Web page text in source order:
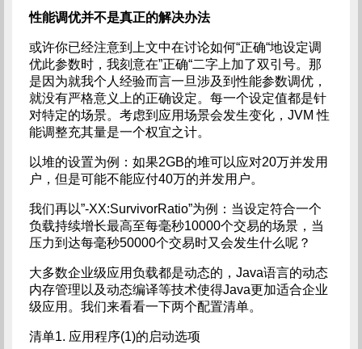
性能调优并不是真正的解决办法
或许你已经注意到上文中在讨论如何“正确“地设定调
优此参数时，我刻意在”正确“二字上加了双引号。那
是因为就我个人经验而言一旦涉及到性能参数调优，
就没有严格意义上的正确设定。每一个设定值都是针
对特定的场景。考虑到应用场景会发生变化，JVM 性
能调整充其量是一个权宜之计。
以堆的设置为例：如果2GB的堆可以应对20万并发用
户，但是可能不能应付40万的并发用户。
我们再以”-XX:SurvivorRatio”为例：当设定符合一个
负载持续增长最高至每毫秒10000个交易的场景，当
压力到达每毫秒50000个交易时又会发生什么呢？
大多数企业级应用负载都是动态的，Java语言的动态
内存管理以及动态编译等技术使得Java更加适合企业
级应用。我们来看看一下两个配置清单。
清单1. 应用程序(1)的启动选项